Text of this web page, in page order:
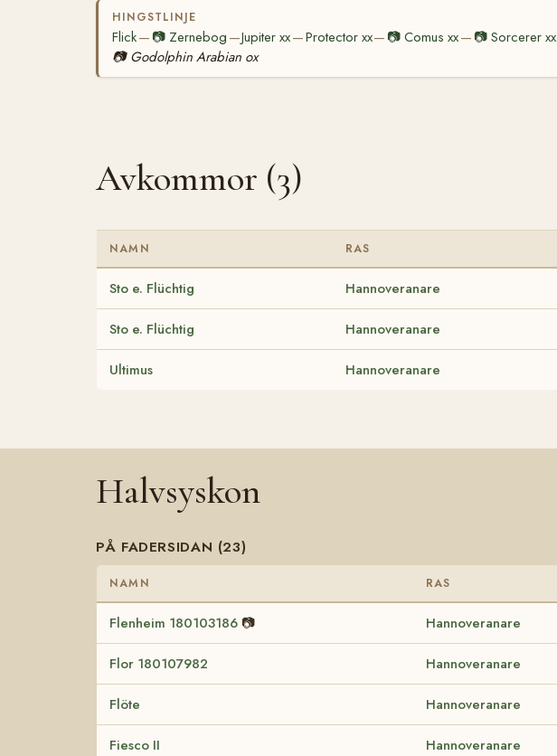
HINGSTLINJE
Flick— 📷 Zernebog —Jupiter xx—Protector xx— 📷Comus xx— 📷Sorcerer xx
📷 Godolphin Arabian ox
Avkommor (3)
NAMN RAS
Sto e. Flüchtig Hannoveranare
Sto e. Flüchtig Hannoveranare
Ultimus Hannoveranare
Halvsyskon
PÅ FADERSIDAN (23)
NAMN RAS
Flenheim 180103186 📷 Hannoveranare
Flor 180107982 Hannoveranare
Flöte Hannoveranare
Fiesco II Hannoveranare